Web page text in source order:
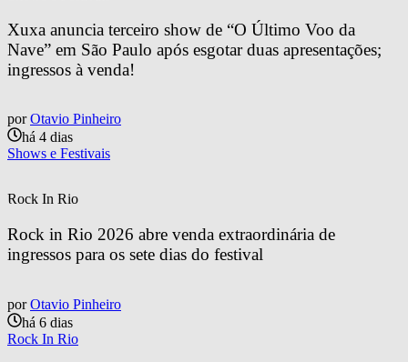
Xuxa anuncia terceiro show de “O Último Voo da
Nave” em São Paulo após esgotar duas apresentações;
ingressos à venda!
por Otavio Pinheiro
há 4 dias
Shows e Festivais
Rock In Rio
Rock in Rio 2026 abre venda extraordinária de
ingressos para os sete dias do festival
por Otavio Pinheiro
há 6 dias
Rock In Rio